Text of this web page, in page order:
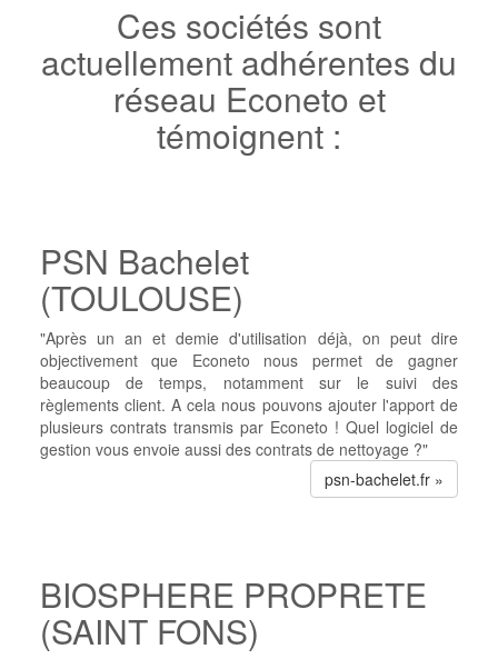
Ces sociétés sont
actuellement adhérentes du
réseau Econeto et
témoignent :
PSN Bachelet
(TOULOUSE)
"Après un an et demie d'utilisation déjà, on peut dire
objectivement que Econeto nous permet de gagner
beaucoup de temps, notamment sur le suivi des
règlements client. A cela nous pouvons ajouter l'apport de
plusieurs contrats transmis par Econeto ! Quel logiciel de
gestion vous envoie aussi des contrats de nettoyage ?"
psn-bachelet.fr »
BIOSPHERE PROPRETE
(SAINT FONS)